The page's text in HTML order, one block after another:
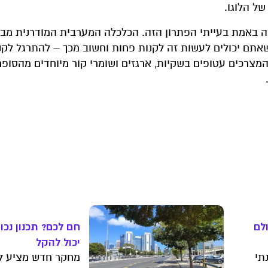
הלוגו.
באמת בעייתי הפתרון הזה. הכלכלה המערבית המודרנית
יכולים לעשות זה לקנות פחות וחשוב מכך – להתרגל
עטופים בשקיות, ארגזים ושומרי קור מיוחדים
חם לכם? תכנון
יכול להקל
מחקר חדש מציע